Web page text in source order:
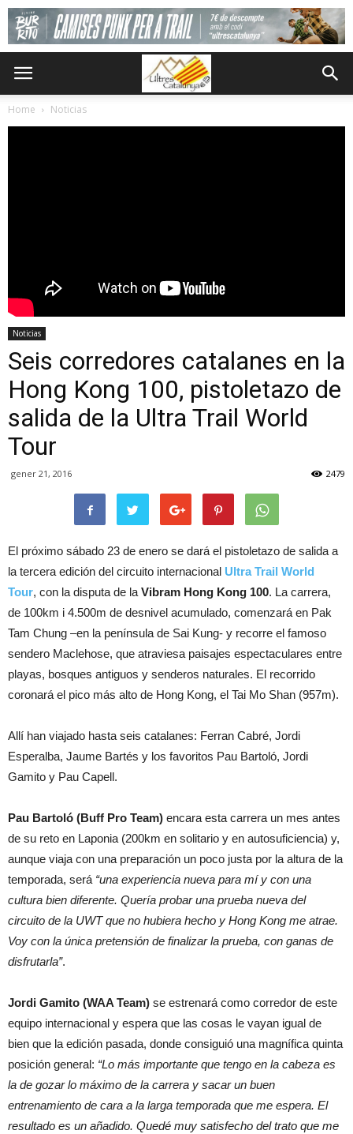
Home Noticias
Noticias
Seis corredores catalanes en la
Hong Kong 100, pistoletazo de
salida de la Ultra Trail World
Tour
gener 21, 2016 2479
El próximo sábado 23 de enero se dará el pistoletazo de salida a
la tercera edición del circuito internacional Ultra Trail World
Tour, con la disputa de la Vibram Hong Kong 100. La carrera,
de 100km i 4.500m de desnivel acumulado, comenzará en Pak
Tam Chung –en la península de Sai Kung- y recorre el famoso
sendero Maclehose, que atraviesa paisajes espectaculares entre
playas, bosques antiguos y senderos naturales. El recorrido
coronará el pico más alto de Hong Kong, el Tai Mo Shan (957m).
Allí han viajado hasta seis catalanes: Ferran Cabré, Jordi
Esperalba, Jaume Bartés y los favoritos Pau Bartoló, Jordi
Gamito y Pau Capell.
Pau Bartoló (Buff Pro Team) encara esta carrera un mes antes
de su reto en Laponia (200km en solitario y en autosuficiencia) y,
aunque viaja con una preparación un poco justa por la altura de la
temporada, será “una experiencia nueva para mí y con una
cultura bien diferente. Quería probar una prueba nueva del
circuito de la UWT que no hubiera hecho y Hong Kong me atrae.
Voy con la única pretensión de finalizar la prueba, con ganas de
disfrutarla”.
Jordi Gamito (WAA Team) se estrenará como corredor de este
equipo internacional y espera que las cosas le vayan igual de
bien que la edición pasada, donde consiguió una magnífica quinta
posición general: “Lo más importante que tengo en la cabeza es
la de gozar lo máximo de la carrera y sacar un buen
entrenamiento de cara a la larga temporada que me espera. El
resultado es un añadido. Quedé muy satisfecho del trato que me